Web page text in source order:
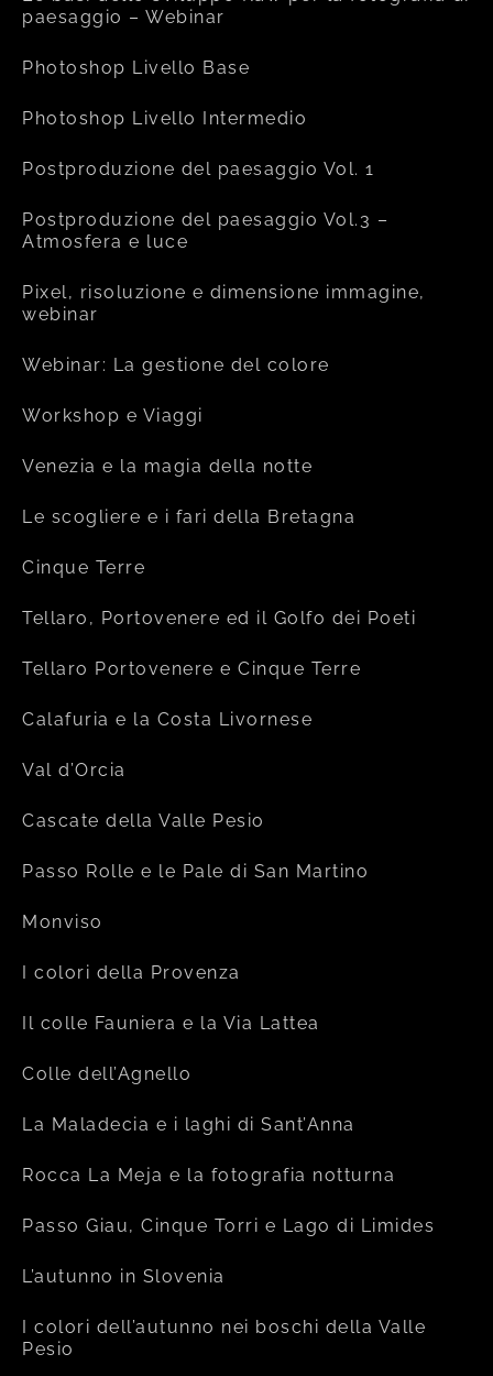
paesaggio – Webinar
Photoshop Livello Base
Photoshop Livello Intermedio
Postproduzione del paesaggio Vol. 1
Postproduzione del paesaggio Vol.3 –
Atmosfera e luce
Pixel, risoluzione e dimensione immagine,
webinar
Webinar: La gestione del colore
Workshop e Viaggi
Venezia e la magia della notte
Le scogliere e i fari della Bretagna
Cinque Terre
Tellaro, Portovenere ed il Golfo dei Poeti
Tellaro Portovenere e Cinque Terre
Calafuria e la Costa Livornese
Val d’Orcia
Cascate della Valle Pesio
Passo Rolle e le Pale di San Martino
Monviso
I colori della Provenza
Il colle Fauniera e la Via Lattea
Colle dell’Agnello
La Maladecia e i laghi di Sant’Anna
Rocca La Meja e la fotografia notturna
Passo Giau, Cinque Torri e Lago di Limides
L’autunno in Slovenia
I colori dell’autunno nei boschi della Valle
Pesio